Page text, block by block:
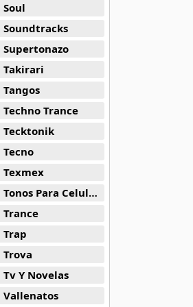
Soul
Soundtracks
Supertonazo
Takirari
Tangos
Techno Trance
Tecktonik
Tecno
Texmex
Tonos Para Celulares
Trance
Trap
Trova
Tv Y Novelas
Vallenatos